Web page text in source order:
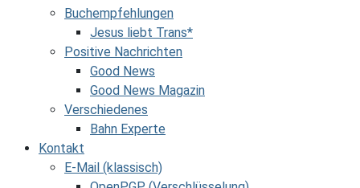
Buchempfehlungen
Jesus liebt Trans*
Positive Nachrichten
Good News
Good News Magazin
Verschiedenes
Bahn Experte
Kontakt
E-Mail (klassisch)